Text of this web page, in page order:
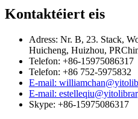
Kontaktéiert eis
Adress: Nr. B, 23. Stack,
Huicheng, Huizhou,
Telefon: +86-15975086317
Telefon: +86 752-5975832
E-mail:
E-mail:
Skype: +86-15975086317